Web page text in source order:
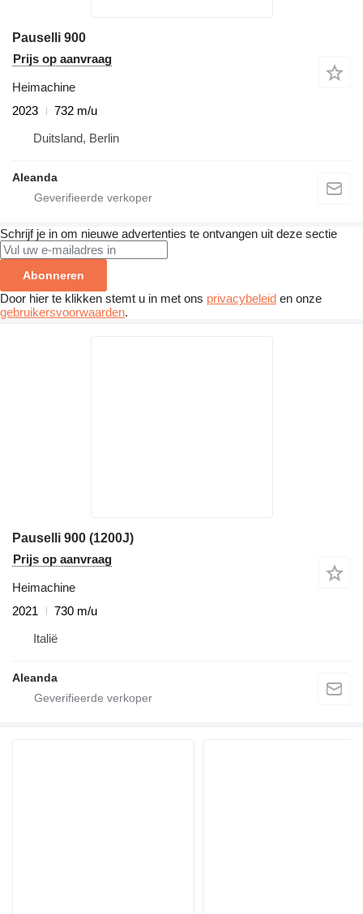
Pauselli 900
Prijs op aanvraag
Heimachine
2023
732 m/u
Duitsland, Berlin
Aleanda
Schrijf je in om nieuwe advertenties te ontvangen uit deze sectie
Abonneren
Door hier te klikken stemt u in met ons privacybeleid en onze
gebruikersvoorwaarden.
Pauselli 900 (1200J)
Prijs op aanvraag
Heimachine
2021
730 m/u
Italië
Aleanda